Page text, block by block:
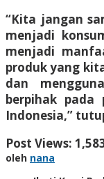
“Kita jangan
menjadi
menjadi
produk yang
dan
berpihak pada
Indonesia,”
Post Views:
oleh nana